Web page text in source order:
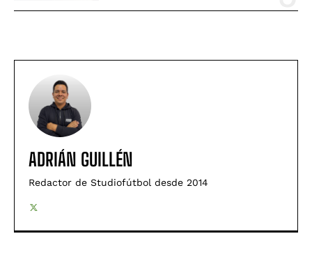
ADRIÁN GUILLÉN
Redactor de Studiofútbol desde 2014